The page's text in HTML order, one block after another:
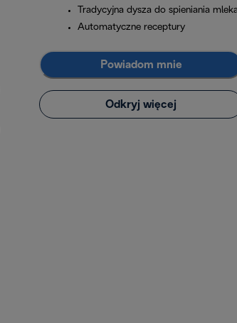
Tradycyjna dysza do spieniania
Automatyczne receptury
Powiadom mnie
Odkryj więcej